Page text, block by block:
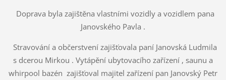
Doprava byla zajištěna vlastními vozidly a vozidlem pana
Janovského Pavla .
Stravování a občerstvení zajišťovala paní Janovská Ludmila
s dcerou Mirkou . Vytápění ubytovacího zařízení , saunu a
whirpool bazén zajišťoval majitel zařízení pan Janovský Petr